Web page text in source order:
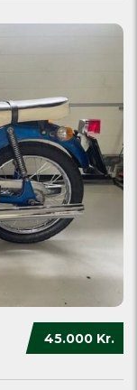
45.000 Kr.